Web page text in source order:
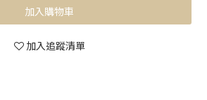
加入購物車
加入追蹤清單